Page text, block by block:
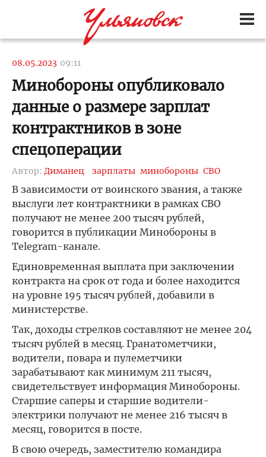
08.05.2023 09:11
Минобороны опубликовало
данные о размере зарплат
контрактников в зоне
спецоперации
Автор: Диманец зарплаты минобороны СВО
В зависимости от воинского звания, а также
выслуги лет контрактники в рамках СВО
получают не менее 200 тысяч рублей,
говорится в публикации Минобороны в
Telegram-канале.
Единовременная выплата при заключении
контракта на срок от года и более находится
на уровне 195 тысяч рублей, добавили в
министерстве.
Так, доходы стрелков составляют не менее 204
тысяч рублей в месяц. Гранатометчики,
водители, повара и пулеметчики
зарабатывают как минимум 211 тысяч,
свидетельствует информация Минобороны.
Старшие саперы и старшие водители-
электрики получают не менее 216 тысяч в
месяц, говорится в посте.
В свою очередь, заместителю командира